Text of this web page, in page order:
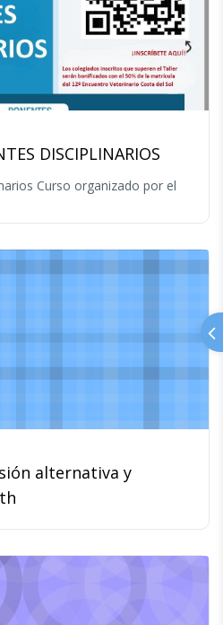
DISCIPLINARIOS
Curso organizado por el
alternativa y